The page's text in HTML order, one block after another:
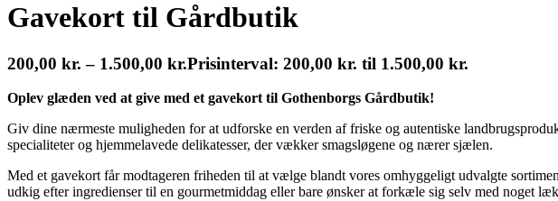
Gavekort til Gårdbutik
200,00 kr. – 1.500,00 kr.Prisinterval: 200,00 kr. til 1.500,00 kr.
Oplev glæden ved at give med et gavekort til Gothenborgs Gårdbutik!
Giv dine nærmeste muligheden for at udforske en verden af friske og autentiske
specialiteter og hjemmelavede delikatesser, der vækker smagsløgene og nærer sjælen.
Med et gavekort får modtageren friheden til at vælge blandt vores omhyggeligt udvalgte
udkig efter ingredienser til en gourmetmiddag eller bare ønsker at forkæle sig selv med noget